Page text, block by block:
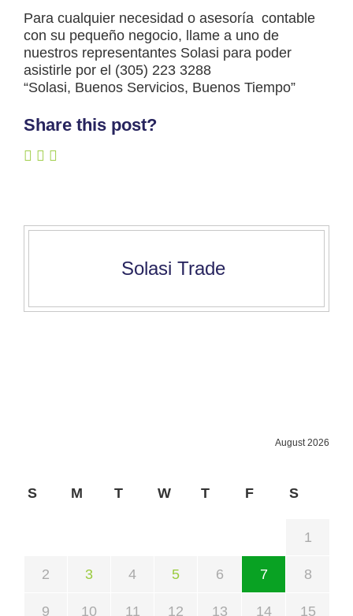
Para cualquier necesidad o asesoría contable
con su pequeño negocio, llame a uno de
nuestros representantes Solasi para poder
asistirle por el (305) 223 3288
“Solasi, Buenos Servicios, Buenos Tiempo”
Share this post?
Solasi Trade
August 2026
S M T W T F S
1
2 3 4 5 6 7 8
9 10 11 12 13 14 15